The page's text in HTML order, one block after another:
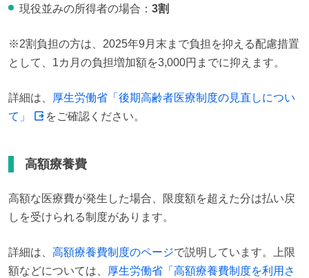
現役並みの所得者の場合： 3割
※2割負担の方は、2025年9月末まで負担を抑える配慮措置
として、1カ月の負担増加額を3,000円までに抑えます。
詳細は、
厚生労働省「後期高齢者医療制度の見直しについ
て」
をご確認ください。
高額療養費
高額な医療費が発生した場合、限度額を超えた分は払い戻
しを受けられる制度があります。
詳細は、 高額療養費制度のページで説明しています。上限
額などについては、
厚生労働省「高額療養費制度を利用さ